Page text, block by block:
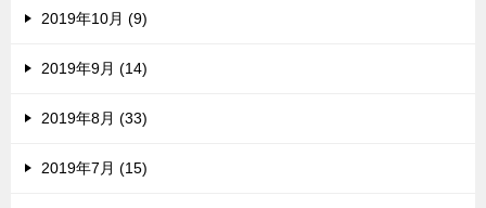
2019年10月 (9)
2019年9月 (14)
2019年8月 (33)
2019年7月 (15)